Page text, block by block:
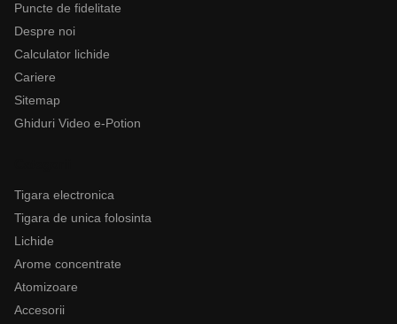
Puncte de fidelitate
Despre noi
Calculator lichide
Cariere
Sitemap
Ghiduri Video e-Potion
Tigara electronica
Tigara de unica folosinta
Lichide
Arome concentrate
Atomizoare
Accesorii